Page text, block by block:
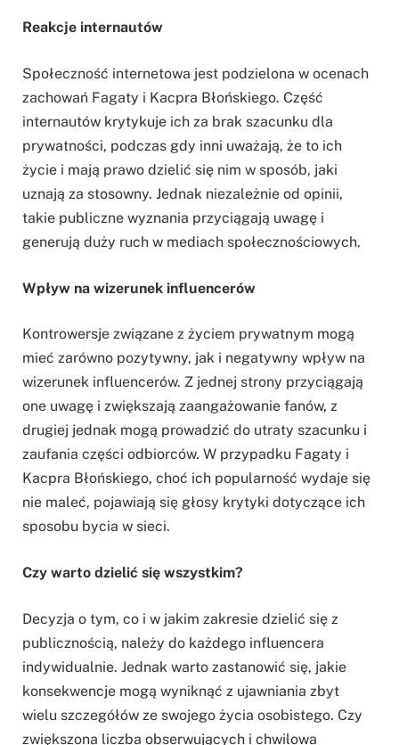
Reakcje internautów
Społeczność internetowa jest podzielona w ocenach
zachowań Fagaty i Kacpra Błońskiego. Część
internautów krytykuje ich za brak szacunku dla
prywatności, podczas gdy inni uważają, że to ich
życie i mają prawo dzielić się nim w sposób, jaki
uznają za stosowny. Jednak niezależnie od opinii,
takie publiczne wyznania przyciągają uwagę i
generują duży ruch w mediach społecznościowych.
Wpływ na wizerunek influencerów
Kontrowersje związane z życiem prywatnym mogą
mieć zarówno pozytywny, jak i negatywny wpływ na
wizerunek influencerów. Z jednej strony przyciągają
one uwagę i zwiększają zaangażowanie fanów, z
drugiej jednak mogą prowadzić do utraty szacunku i
zaufania części odbiorców. W przypadku Fagaty i
Kacpra Błońskiego, choć ich popularność wydaje się
nie maleć, pojawiają się głosy krytyki dotyczące ich
sposobu bycia w sieci.
Czy warto dzielić się wszystkim?
Decyzja o tym, co i w jakim zakresie dzielić się z
publicznością, należy do każdego influencera
indywidualnie. Jednak warto zastanowić się, jakie
konsekwencje mogą wyniknąć z ujawniania zbyt
wielu szczegółów ze swojego życia osobistego. Czy
zwiększona liczba obserwujących i chwilowa